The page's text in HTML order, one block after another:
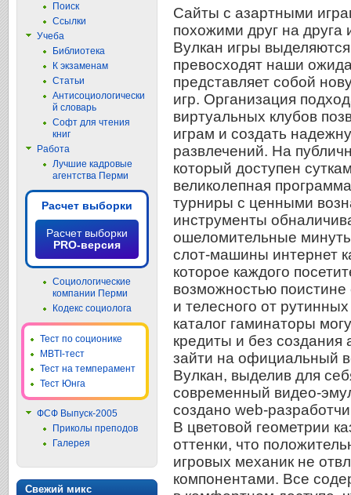
Сайты с азартными
похожими друг на друга
Вулкан игры
превосходят наши
представляет собой
игр. Организация
виртуальных клубов
играм и создать
развлечений. На
который доступен
великолепная
турниры с ценными
инструменты
ошеломительные
слот-машины интернет
которое каждого
возможностью поистине
и телесного от
каталог гаминаторы
кредиты и без создания
зайти на официальный
Вулкан, выделив для
современный видео-
создано web-
В цветовой геометрии
оттенки, что
игровых механик не
компонентами. Все
Поиск
Ссылки
Учеба
Библиотека
К экзаменам
Статьи
Антисоциологически
й словарь
Софт для чтения
книг
Работа
Лучшие кадровые
агентства Перми
Расчет выборки
Расчет выборки
PRO-версия
Социологические
компании Перми
Кодекс социолога
Тест по соционике
MBTI-тест
Тест на темперамент
Тест Юнга
ФСФ Выпуск-2005
Приколы преподов
Галерея
Свежий микс